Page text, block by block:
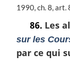
:i
l
:
N
e
a
1990, ch. 8, art.
86. Les
sur les
par ce qui